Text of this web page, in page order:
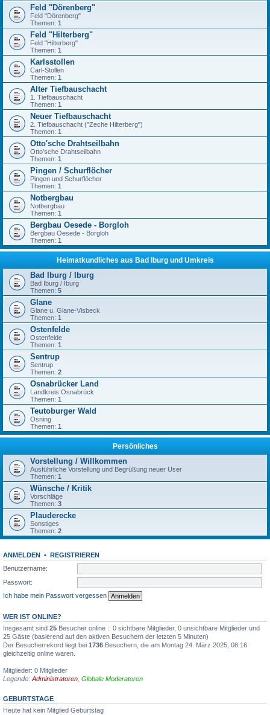
Feld "Dörenberg"
Feld "Dörenberg"
Themen: 1
Feld "Hilterberg"
Feld "Hilterberg"
Themen: 1
Karlsstollen
Carl-Stollen
Themen: 1
Alter Tiefbauschacht
1. Tiefbauschacht
Themen: 1
Neuer Tiefbauschacht
2. Tiefbauschacht ("Zeche Hilterberg")
Themen: 1
Otto'sche Drahtseilbahn
Otto'sche Drahtseilbahn
Themen: 1
Pingen / Schurflöcher
Pingen und Schurflöcher
Themen: 1
Notbergbau
Notbergbau
Themen: 1
Bergbau Oesede - Borgloh
Bergbau Oesede - Borgloh
Themen: 1
Heimatkundliches aus Bad Iburg und Umkreis
Bad Iburg / Iburg
Bad Iburg / Iburg
Themen: 5
Glane
Glane u. Glane-Visbeck
Themen: 1
Ostenfelde
Ostenfelde
Themen: 1
Sentrup
Sentrup
Themen: 2
Osnabrücker Land
Landkreis Osnabrück
Themen: 1
Teutoburger Wald
Osning
Themen: 1
Persönliches
Vorstellung / Willkommen
Ausführliche Vorstellung und Begrüßung neuer User
Themen: 1
Wünsche / Kritik
Vorschläge
Themen: 3
Plauderecke
Sonstiges
Themen: 2
ANMELDEN • REGISTRIEREN
Benutzername:
Passwort:
Ich habe mein Passwort vergessen
WER IST ONLINE?
Insgesamt sind 25 Besucher online :: 0 sichtbare Mitglieder, 0 unsichtbare Mitglieder und
25 Gäste (basierend auf den aktiven Besuchern der letzten 5 Minuten)
Der Besucherrekord liegt bei 1736 Besuchern, die am Montag 24. März 2025, 08:16
gleichzeitig online waren.
Mitglieder: 0 Mitglieder
Legende: Administratoren Globale Moderatoren
GEBURTSTAGE
Heute hat kein Mitglied Geburtstag